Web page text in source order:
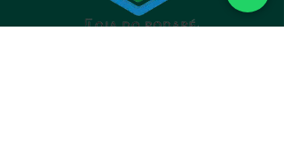
carpete uma opção econômica e de
longa duração para quem busca